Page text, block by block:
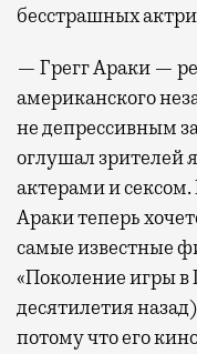
бесстрашных
— Грегг Араки —
американского
не депрессивным
оглушал зрителей
актерами и
Араки теперь
самые известные
«Поколение игры в
десятилетия
потому что его